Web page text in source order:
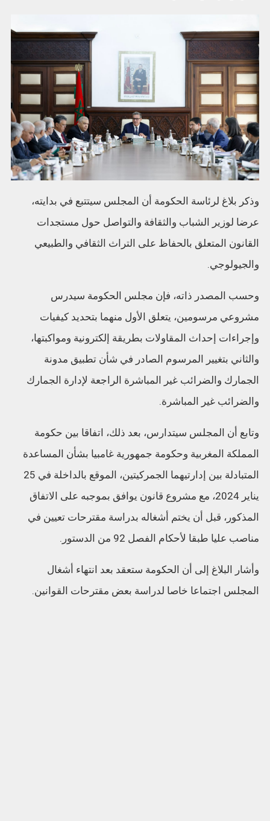
وذكر بلاغ لرئاسة الحكومة أن المجلس سيتتبع في بدايته،
عرضا لوزير الشباب والثقافة والتواصل حول مستجدات
القانون المتعلق بالحفاظ على التراث الثقافي والطبيعي
والجيولوجي.
وحسب المصدر ذاته، فإن مجلس الحكومة سيدرس
مشروعي مرسومين، يتعلق الأول منهما بتحديد كيفيات
وإجراءات إحداث المقاولات بطريقة إلكترونية ومواكبتها،
والثاني بتغيير المرسوم الصادر في شأن تطبيق مدونة
الجمارك والضرائب غير المباشرة الراجعة لإدارة الجمارك
والضرائب غير المباشرة.
وتابع أن المجلس سيتدارس، بعد ذلك، اتفاقا بين حكومة
المملكة المغربية وحكومة جمهورية غامبيا بشأن المساعدة
المتبادلة بين إدارتيهما الجمركيتين، الموقع بالداخلة في 25
يناير 2024، مع مشروع قانون يوافق بموجبه على الاتفاق
المذكور، قبل أن يختم أشغاله بدراسة مقترحات تعيين في
مناصب عليا طبقا لأحكام الفصل 92 من الدستور.
وأشار البلاغ إلى أن الحكومة ستعقد بعد انتهاء أشغال
المجلس اجتماعا خاصا لدراسة بعض مقترحات القوانين.